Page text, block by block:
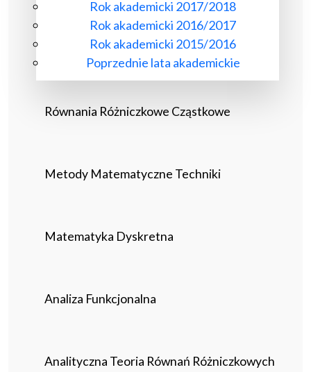
Rok akademicki 2017/2018
Rok akademicki 2016/2017
Rok akademicki 2015/2016
Poprzednie lata akademickie
Równania Różniczkowe Cząstkowe
Metody Matematyczne Techniki
Matematyka Dyskretna
Analiza Funkcjonalna
Analityczna Teoria Równań Różniczkowych